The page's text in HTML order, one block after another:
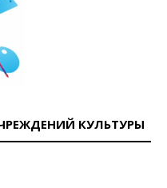
КУЛЬТУРЫ